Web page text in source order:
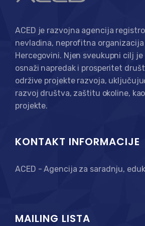
ACED je razvojna agencija
nevladina, neprofitna organizacija
Hercegovini. Njen sveukupni cilj je
osnaži napredak i prosperitet
održive projekte razvoja,
razvoj društva, zaštitu okoline,
projekte.
KONTAKT INFORMACIJE
ACED - Agencija za saradnju,
MAILING LISTA